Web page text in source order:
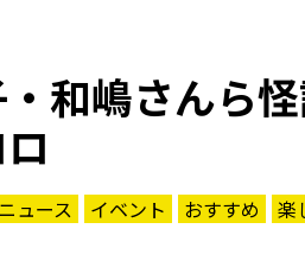
和嶋さんら
ニュース イベント おすすめ 楽